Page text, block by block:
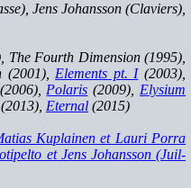
Jens Johansson (Claviers),
Fourth Dimension (1995),
(2001), Elements pt. I(2003),
Polaris (2009), Elysium
(2013), Eternal (2015)
Kuplainen et Lauri Porra
et Jens Johansson (Juil-